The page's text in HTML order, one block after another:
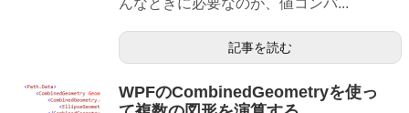
んなときに必要なのが、値コンバ...
記事を読む
WPFのCombinedGeometryを使っ